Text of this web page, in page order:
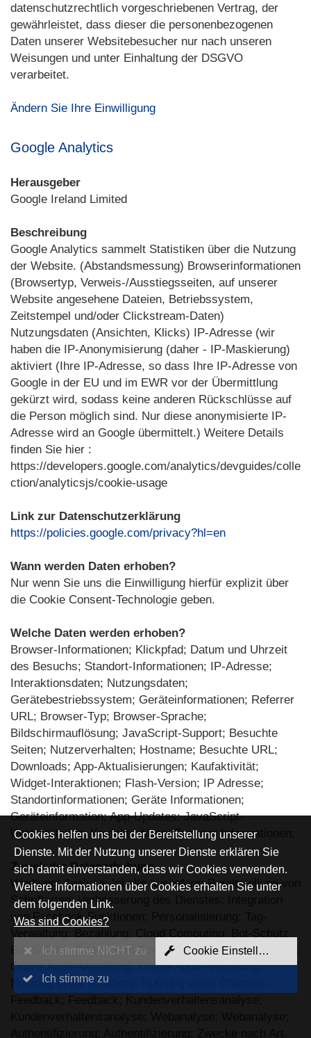
datenschutzrechtlich vorgeschriebenen Vertrag, der
gewährleistet, dass dieser die personenbezogenen
Daten unserer Websitebesucher nur nach unseren
Weisungen und unter Einhaltung der DSGVO
verarbeitet.
Ändern Sie Ihre Einwilligung
Google Analytics
Herausgeber
Google Ireland Limited
Beschreibung
Google Analytics sammelt Statistiken über die Nutzung
der Website. (Abstandsmessung) Browserinformationen
(Browsertyp, Verweis-/Ausstiegsseiten, auf unserer
Website angesehene Dateien, Betriebssystem,
Zeitstempel und/oder Clickstream-Daten)
Nutzungsdaten (Ansichten, Klicks) IP-Adresse (wir
haben die IP-Anonymisierung (daher - IP-Maskierung)
aktiviert (Ihre IP-Adresse, so dass Ihre IP-Adresse von
Google in der EU und im EWR vor der Übermittlung
gekürzt wird, sodass keine anderen Rückschlüsse auf
die Person möglich sind. Nur diese anonymisierte IP-
Adresse wird an Google übermittelt.) Weitere Details
finden Sie hier :
https://developers.google.com/analytics/devguides/colle
ction/analyticsjs/cookie-usage
Link zur Datenschutzerklärung
https://policies.google.com/privacy?hl=en
Wann werden Daten erhoben?
Nur wenn Sie uns die Einwilligung hierfür explizit über
die Cookie Consent-Technologie geben.
Welche Daten werden erhoben?
Browser-Informationen; Klickpfad; Datum und Uhrzeit
des Besuchs; Standort-Informationen; IP-Adresse;
Interaktionsdaten; Nutzungsdaten;
Gerätebestriebssystem; Geräteinformationen; Referrer
URL; Browser-Typ; Browser-Sprache;
Bildschirmauflösung; JavaScript-Support; Besuchte
Seiten; Nutzerverhalten; Hostname; Besuchte URL;
Downloads; App-Aktualisierungen; Kaufaktivität;
Widget-Interaktionen; Flash-Version; IP Adresse;
Standortinformationen; Geräte Informationen;
Geräteinformation; App-Updates; JavaScript-
Unterstützung; Kaufaktivitäten; Browser Informationen;
Zweck der Datenerhebung
Werbung; Analyse; Inhalte ausliefern; Bereitstellung von
Schriftarten; Verbesserung des Dienstes; Integration
von Facebook-Funktionen; Personalisierung; Tag-
Bot-Schutz; Conversion Tracking; Conversion Tracking;
Online Audio-Verteilung; Online Audio-Verteilung;
Nutzung eines Chatbots; Nutzung eines Chatbots;
Cookies helfen uns bei der Bereitstellung unserer
Dienste. Mit der Nutzung unserer Dienste erklären Sie
sich damit einverstanden, dass wir Cookies verwenden.
Weitere Informationen über Cookies erhalten Sie unter
dem folgenden Link.
Was sind Cookies?
Ich stimme NICHT zu Cookie Einstellungen
Ich stimme zu